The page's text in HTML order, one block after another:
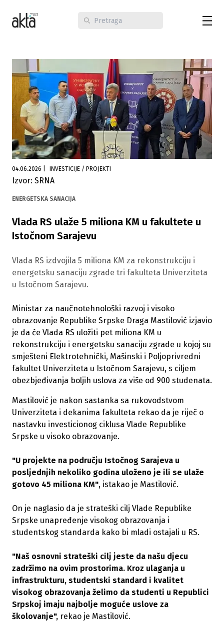
04.06.2026 INVESTICIJE / PROJEKTI
Izvor: SRNA
ENERGETSKA SANACIJA
Vlada RS ulaže 5 miliona KM u fakultete u
Istočnom Sarajevu
Vlada RS izdvojila 5 miliona KM za rekonstrukciju i
energetsku sanaciju zgrade tri fakulteta Univerziteta
u Istočnom Sarajevu.
Ministar za naučnotehnološki razvoj i visoko
obrazovanje Republike Srpske Draga Mastilović izjavio
je da će Vlada RS uložiti pet miliona KM u
rekonstrukciju i energetsku sanaciju zgrade u kojoj su
smješteni Elektrotehnički, Mašinski i Poljoprivredni
fakultet Univerziteta u Istočnom Sarajevu, s ciljem
obezbjeđivanja boljih uslova za više od 900 studenata.
Mastilović je nakon sastanka sa rukovodstvom
Univerziteta i dekanima fakulteta rekao da je riječ o
nastavku investicionog ciklusa Vlade Republike
Srpske u visoko obrazovanje.
"U projekte na području Istočnog Sarajeva u
posljednjih nekoliko godina uloženo je ili se ulaže
gotovo 45 miliona KM", istakao je Mastilović.
On je naglasio da je strateški cilj Vlade Republike
Srpske unapređenje visokog obrazovanja i
studentskog standarda kako bi mladi ostajali u RS.
"Naš osnovni strateški cilj jeste da našu djecu
zadržimo na ovim prostorima. Kroz ulaganja u
infrastrukturu, studentski standard i kvalitet
visokog obrazovanja želimo da studenti u Republici
Srpskoj imaju najbolje moguće uslove za
školovanje", rekao je Mastilović.